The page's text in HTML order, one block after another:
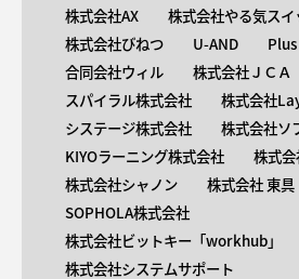
株式会社AX
株式会社やる気ス
株式会社びねつ
U-AND
合同会社ウィル
株式会社ＪＣＡ
スパイラル株式会社
株式会社
システージ株式会社
株式会社ソ
KIYOラーニング株式会社
株式
株式会社シャノン
株式会社 東具
SOPHOLA株式会社
株式会社ビットキー「workhub」
株式会社システムサポート